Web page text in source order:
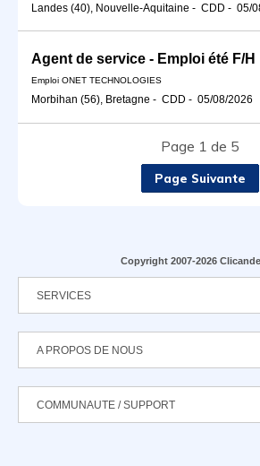
Landes (40), Nouvelle-Aquitaine - CDD - 05/
Agent de service - Emploi été F/H
Emploi ONET TECHNOLOGIES
Morbihan (56), Bretagne - CDD - 05/08/2026
Page 1 de 5
Page Suivante
Copyright 2007-2026
SERVICES
A PROPOS DE NOUS
COMMUNAUTE / SUPPORT